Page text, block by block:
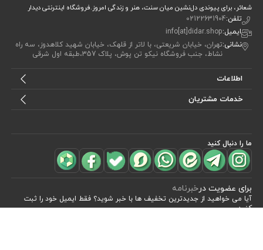
شعائر، برای پیوندی دل‌نشین میان سنت، هنر و زندگی امروز.فروشگاه اینترنتی دیدار
تلفن:02122631904
ایمیل:info[at]didar.shop
نشانی:تهران، خیابان شریعتی، با لاتر از قلهک، خیابان شهید کلاهدوز، سه راه
نشاط، جنب فروشگاه نیکو تن پوش، پلاک 357،طبقه اول شرقی
اطلاعات
خدمات مشتریان
ما را دنبال کنید
برای عضویت درخبرنامه
آیا می خواهید از جدید‌ترین تخفیف‌ ها با‌ خبر شوید؟ فقط ایمیل خود را ثبت
کنید